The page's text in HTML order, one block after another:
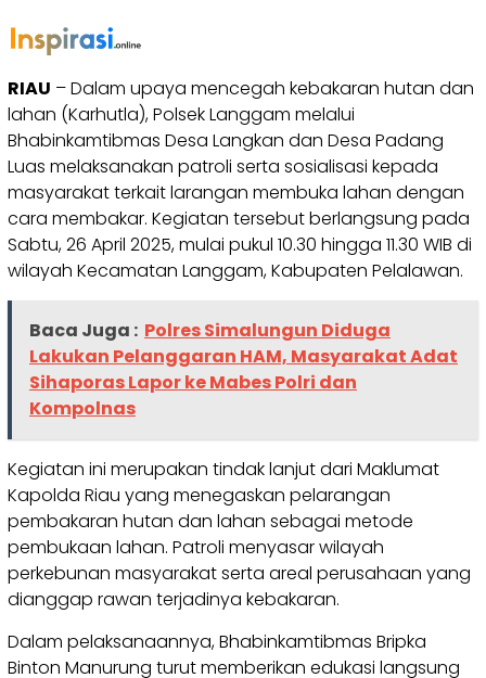
RIAU – Dalam upaya mencegah kebakaran hutan dan
lahan (Karhutla), Polsek Langgam melalui
Bhabinkamtibmas Desa Langkan dan Desa Padang
Luas melaksanakan patroli serta sosialisasi kepada
masyarakat terkait larangan membuka lahan dengan
cara membakar. Kegiatan tersebut berlangsung pada
Sabtu, 26 April 2025, mulai pukul 10.30 hingga 11.30 WIB di
wilayah Kecamatan Langgam, Kabupaten Pelalawan.
Baca Juga : Polres Simalungun Diduga
Lakukan Pelanggaran HAM, Masyarakat Adat
Sihaporas Lapor ke Mabes Polri dan
Kompolnas
Kegiatan ini merupakan tindak lanjut dari Maklumat
Kapolda Riau yang menegaskan pelarangan
pembakaran hutan dan lahan sebagai metode
pembukaan lahan. Patroli menyasar wilayah
perkebunan masyarakat serta areal perusahaan yang
dianggap rawan terjadinya kebakaran.
Dalam pelaksanaannya, Bhabinkamtibmas Bripka
Binton Manurung turut memberikan edukasi langsung